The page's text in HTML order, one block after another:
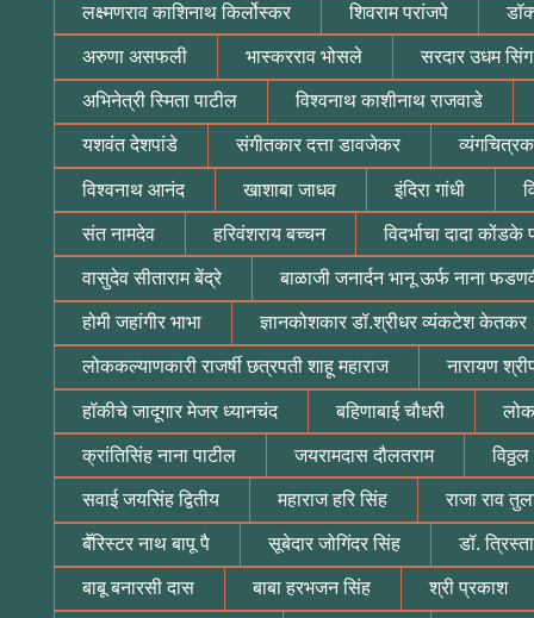
लक्ष्मणराव काशिनाथ किर्लोस्कर शिवराम परांजपे
अरुणा असफली भास्करराव भोसले सरदार उधम सिंग
अभिनेत्री स्मिता पाटील विश्वनाथ काशीनाथ राजवाडे
यशवंत देशपांडे संगीतकार दत्ता डावजेकर
विश्वनाथ आनंद खाशाबा जाधव इंदिरा गांधी
संत नामदेव हरिवंशराय बच्चन विदर्भाचा दादा
वासुदेव सीताराम बेंद्रे बाळाजी जनार्दन भानू ऊर्फ नाना
होमी जहांगीर भाभा ज्ञानकोशकार डॉ.श्रीधर व्यंकटेश केतकर
लोककल्याणकारी राजर्षी छत्रपती शाहू महाराज नारायण
हॉकीचे जादूगार मेजर ध्यानचंद बहिणाबाई चौधरी
क्रांतिसिंह नाना पाटील जयरामदास दौलतराम
सवाई जयसिंह द्वितीय महाराज हरि सिंह राजा राव
बॕरिस्टर नाथ बापू पै सूबेदार जोगिंदर सिंह डॉ.
बाबू बनारसी दास बाबा हरभजन सिंह श्री प्रकाश